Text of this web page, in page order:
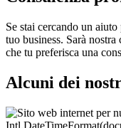
Se stai cercando un
tuo business. Sarà
che tu preferisca una
Alcuni dei